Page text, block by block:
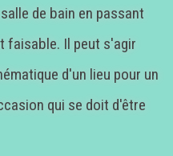
de bain en passant
faisable. Il peut s'agir
d'un lieu pour un
qui se doit d'être